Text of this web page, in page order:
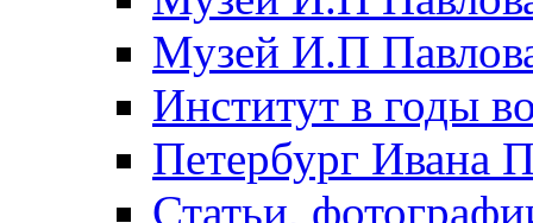
Музей И.П
Институт в годы
Петербург Ивана
Статьи,